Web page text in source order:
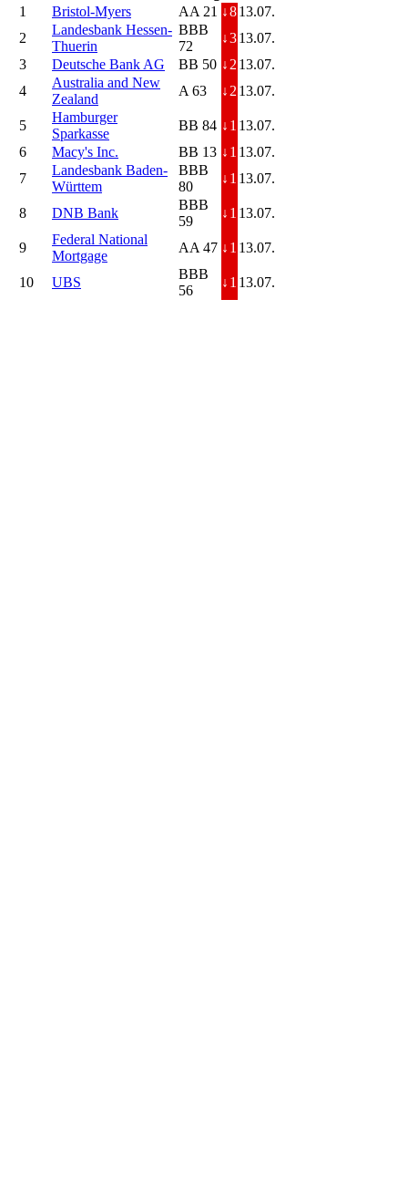
1
Bristol-Myers AA 21 ↓813.07.
2
Landesbank Hessen-
Thuerin
BBB
72
↓313.07.
3
Deutsche Bank AG BB 50 ↓ 2 13.07.
4
Australia and New
Zealand
A 63 ↓ 2 13.07.
5
Hamburger
Sparkasse
BB 84 ↓ 1 13.07.
6
Macy's Inc. BB 13 ↓ 1 13.07.
7
Landesbank Baden-
Württem
BBB
80
↓ 1 13.07.
8 DNB Bank
BBB
59
↓ 1 13.07.
9
Federal National
Mortgage
AA 47 ↓ 1 13.07.
10 UBS
BBB
56
↓ 1 13.07.